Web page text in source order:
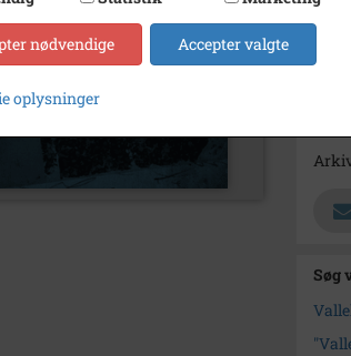
Søg
nødvendige Accepter valgte
oplysninger